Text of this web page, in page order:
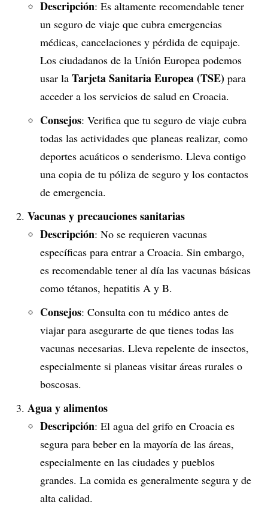
Descripción: Es altamente recomendable tener
un seguro de viaje que cubra emergencias
médicas, cancelaciones y pérdida de equipaje.
Los ciudadanos de la Unión Europea podemos
usar la Tarjeta Sanitaria Europea (TSE) para
acceder a los servicios de salud en Croacia.
Consejos: Verifica que tu seguro de viaje cubra
todas las actividades que planeas realizar, como
deportes acuáticos o senderismo. Lleva contigo
una copia de tu póliza de seguro y los contactos
de emergencia.
Vacunas y precauciones sanitarias
Descripción: No se requieren vacunas
específicas para entrar a Croacia. Sin embargo,
es recomendable tener al día las vacunas básicas
como tétanos, hepatitis A y B.
Consejos: Consulta con tu médico antes de
viajar para asegurarte de que tienes todas las
vacunas necesarias. Lleva repelente de insectos,
especialmente si planeas visitar áreas rurales o
boscosas.
Agua y alimentos
Descripción: El agua del grifo en Croacia es
segura para beber en la mayoría de las áreas,
especialmente en las ciudades y pueblos
grandes. La comida es generalmente segura y de
alta calidad.